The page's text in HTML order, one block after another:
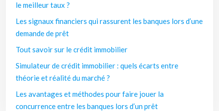
le meilleur taux ?
Les signaux financiers qui rassurent les banques lors d’une
demande de prêt
Tout savoir sur le crédit immobilier
Simulateur de crédit immobilier : quels écarts entre
théorie et réalité du marché ?
Les avantages et méthodes pour faire jouer la
concurrence entre les banques lors d’un prêt